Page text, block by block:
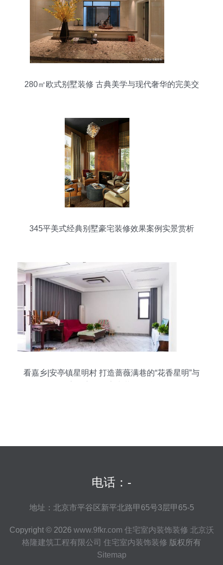
280㎡欧式别墅装修 古典美学与现代奢华的完美交
345平美式经典别墅豪宅装修效果案例实景赏析
看嘉乡|安亭镇星明村 打造蔷薇满巷的“花香星明”与
电话：-
地址：北京市平谷区新平北路甲65号3层甲65-5
Copyright © 2026 www.9fkr.com 住宅室内装饰装修 北京沃
格隆建筑工程有限公司 住宅室内装饰装修 版权所有
Sitemap